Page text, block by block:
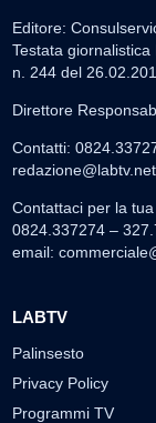
Editore:
Testata
n. 244 del
Direttore
Contatti:
redazione@labtv.net
Contattaci per la
0824.337274 –
email:
LABTV
Palinsesto
Privacy Policy
Programmi TV